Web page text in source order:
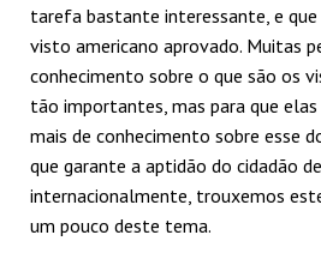
tarefa bastante interessante, e que
visto americano aprovado. Muitas
conhecimento sobre o que são os
tão importantes, mas para que
mais de conhecimento sobre esse
que garante a aptidão do cidadão
internacionalmente, trouxemos
um pouco deste tema.